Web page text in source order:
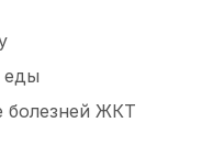
еды
болезней ЖКТ